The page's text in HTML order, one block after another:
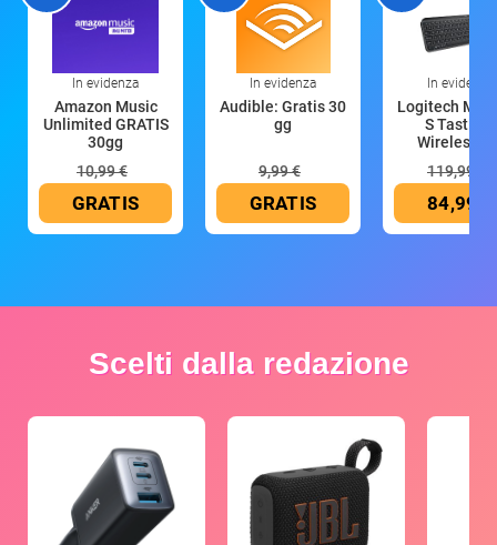
In evidenza
Amazon Music
Unlimited GRATIS
30gg
10,99 €
GRATIS
In evidenza
Audible: Gratis 30
gg
9,99 €
GRATIS
In evidenza
Logitech MX
S Tastiera
Wireless
119,99 €
84,99 €
Scelti dalla redazione